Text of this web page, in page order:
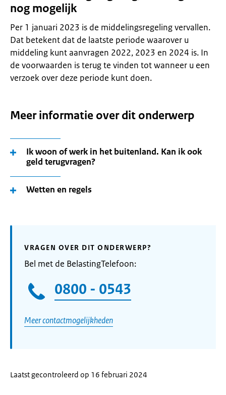
nog mogelijk
Per 1 januari 2023 is de middelingsregeling vervallen.
Dat betekent dat de laatste periode waarover u
middeling kunt aanvragen 2022, 2023 en 2024 is. In
de voorwaarden is terug te vinden tot wanneer u een
verzoek over deze periode kunt doen.
Meer informatie over dit onderwerp
Ik woon of werk in het buitenland. Kan ik ook
geld terugvragen?
Wetten en regels
VRAGEN OVER DIT ONDERWERP?
Bel met de BelastingTelefoon:
0800 - 0543
Meer contactmogelijkheden
Laatst gecontroleerd op 16 februari 2024